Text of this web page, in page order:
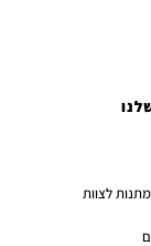
לצוות